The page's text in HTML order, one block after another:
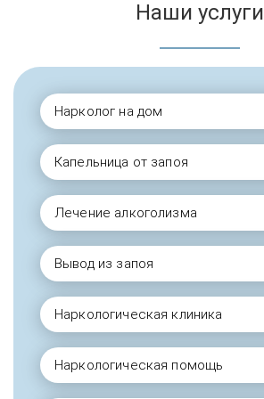
Наши услуги
Нарколог на дом
Капельница от запоя
Лечение алкоголизма
Вывод из запоя
Наркологическая клиника
Наркологическая помощь